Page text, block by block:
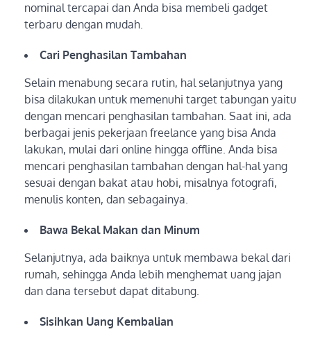
nominal tercapai dan Anda bisa membeli gadget
terbaru dengan mudah.
Cari Penghasilan Tambahan
Selain menabung secara rutin, hal selanjutnya yang
bisa dilakukan untuk memenuhi target tabungan yaitu
dengan mencari penghasilan tambahan. Saat ini, ada
berbagai jenis pekerjaan freelance yang bisa Anda
lakukan, mulai dari online hingga offline. Anda bisa
mencari penghasilan tambahan dengan hal-hal yang
sesuai dengan bakat atau hobi, misalnya fotografi,
menulis konten, dan sebagainya.
Bawa Bekal Makan dan Minum
Selanjutnya, ada baiknya untuk membawa bekal dari
rumah, sehingga Anda lebih menghemat uang jajan
dan dana tersebut dapat ditabung.
Sisihkan Uang Kembalian